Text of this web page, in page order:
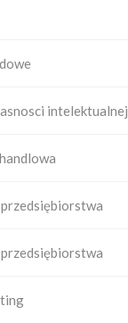
intelektualnej
przedsiębiorstwa
przedsiębiorstwa